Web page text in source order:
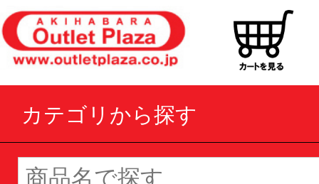
カテゴリから探す